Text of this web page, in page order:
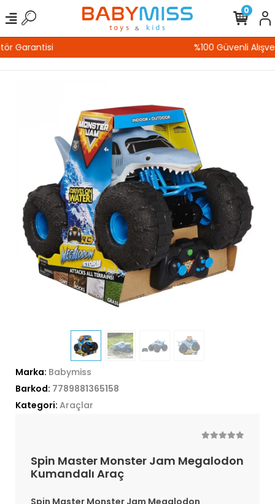
0
Marka: Babymiss
Barkod: 7789881365158
Kategori: Araçlar
Spin Master Monster Jam Megalodon
Kumandalı Araç
Spin Master Monster Jam Megalodon